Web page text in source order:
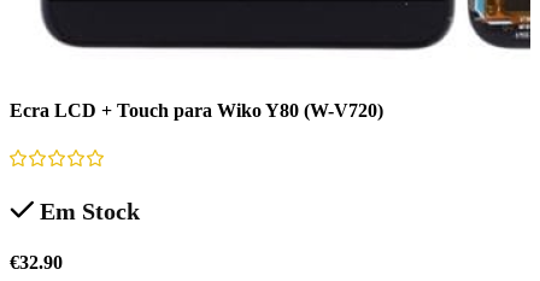
Ecra LCD + Touch para Wiko Y80 (W-V720)
Em Stock
€32.90